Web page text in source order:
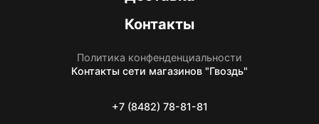
Контакты
Политика конфенденциальности
Контакты сети магазинов "Гвоздь"
+7 (8482) 78-81-81